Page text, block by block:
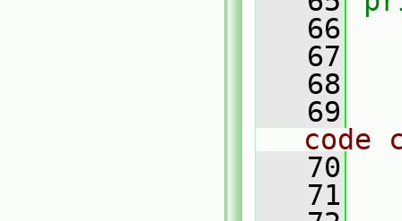
   66
   67
   68
   69
code
   70
   71